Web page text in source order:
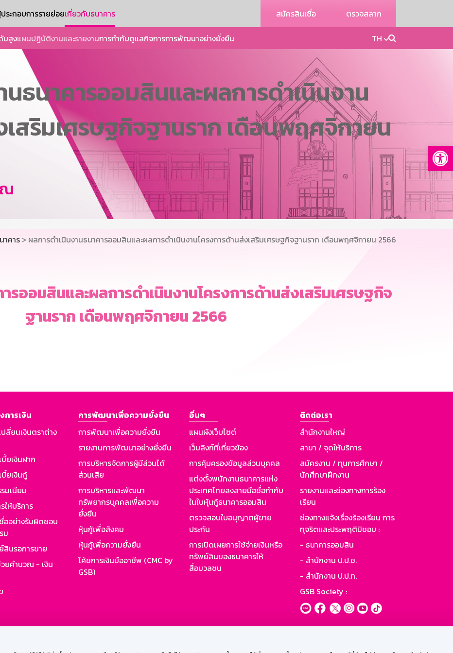
ระกอบการรายย่อยเกี่ยวกับธนาคาร สมัครสินเชื่อ ตรวจสลาก
บสูงแผนปฏิบัติงานและรายงานการกำกับดูแลกิจการการพัฒนาอย่างยั่งยืน TH
นธนาคารออมสินและผลการดำเนินงาน
เสริมเศรษฐกิจฐานราก เดือนพฤศจิกายน
าคาร > ผลการดำเนินงานธนาคารออมสินและผลการดำเนินงานโครงการด้านส่งเสริมเศรษฐกิจฐานราก เดือนพฤศจิกายน 2566
รออมสินและผลการดำเนินงานโครงการด้านส่งเสริมเศรษฐกิจ
ฐานราก เดือนพฤศจิกายน 2566
การเงิน
ลี่ยนเงินตราต่าง
ยเงินฝาก
ยเงินกู้
มเนียม
ให้บริการ
ออย่างรับผิดชอบ
ม
สินรอการขาย
ยคำนวณ - เงิน
การพัฒนาเพื่อความยั่งยืน
การพัฒนาเพื่อความยั่งยืน
รายงานการพัฒนาอย่างยั่งยืน
การบริหารจัดการผู้มีส่วนได้
ส่วนเสีย
การบริหารและพัฒนา
ทรัพยากรบุคคลเพื่อความ
ยั่งยืน
หุ้นกู้เพื่อสังคม
หุ้นกู้เพื่อความยั่งยืน
โค้ชการเงินมืออาชีพ (CMC by
GSB)
อื่นๆ
แผนผังเว็บไซต์
เว็บลิงก์ที่เกี่ยวข้อง
การคุ้มครองข้อมูลส่วนบุคคล
แต่งตั้งพนักงานธนาคารแห่ง
ประเทศไทยลงลายมือชื่อกำกับ
ในใบหุ้นกู้ธนาคารออมสิน
ตรวจสอบใบอนุญาตผู้ขาย
ประกัน
การเปิดเผยการใช้จ่ายเงินหรือ
ทรัพย์สินของธนาคารให้
สื่อมวลชน
ติดต่อเรา
สำนักงานใหญ่
สาขา / จุดให้บริการ
สมัครงาน / ทุนการศึกษา /
นักศึกษาฝึกงาน
รายงานและช่องทางการร้อง
เรียน
ช่องทางแจ้งเรื่องร้องเรียน การ
ทุจริตและประพฤติมิชอบ :
- ธนาคารออมสิน
- สำนักงาน ป.ป.ช.
- สำนักงาน ป.ป.ท.
GSB Society :